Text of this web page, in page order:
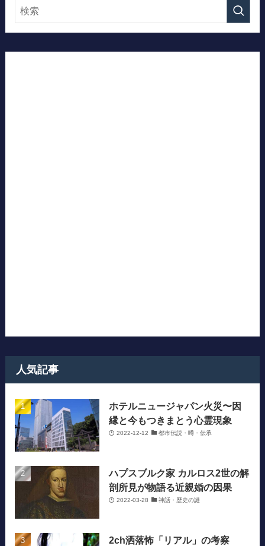
人気記事
ホテルニュージャパン火災〜因
縁と今もつきまとう心霊現象
2022-12-12 都市伝説・噂・伝承
ハプスブルク家 カルロス2世の解
剖所見が物語る近親婚の因果
2022-03-28 神話・歴史の謎
2ch洒落怖「リアル」の考察